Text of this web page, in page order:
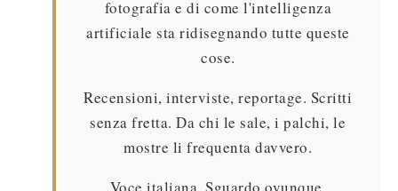
fotografia e di come l'intelligenza
artificiale sta ridisegnando tutte queste
cose.
Recensioni, interviste, reportage. Scritti
senza fretta. Da chi le sale, i palchi, le
mostre li frequenta davvero.